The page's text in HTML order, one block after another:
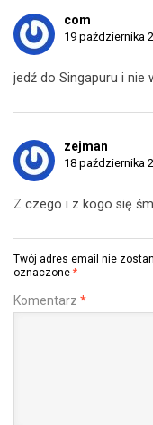
com
19 października
jedź do Singapuru i nie
zejman
18 października
Z czego i z kogo się
Twój adres email nie
oznaczone *
Komentarz *